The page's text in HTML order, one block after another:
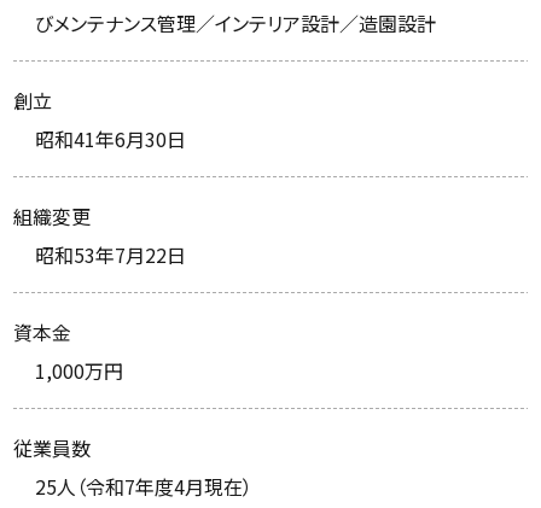
びメンテナンス管理／インテリア設計／造園設計
創立
昭和41年6月30日
組織変更
昭和53年7月22日
資本金
1,000万円
従業員数
25人（令和7年度4月現在）